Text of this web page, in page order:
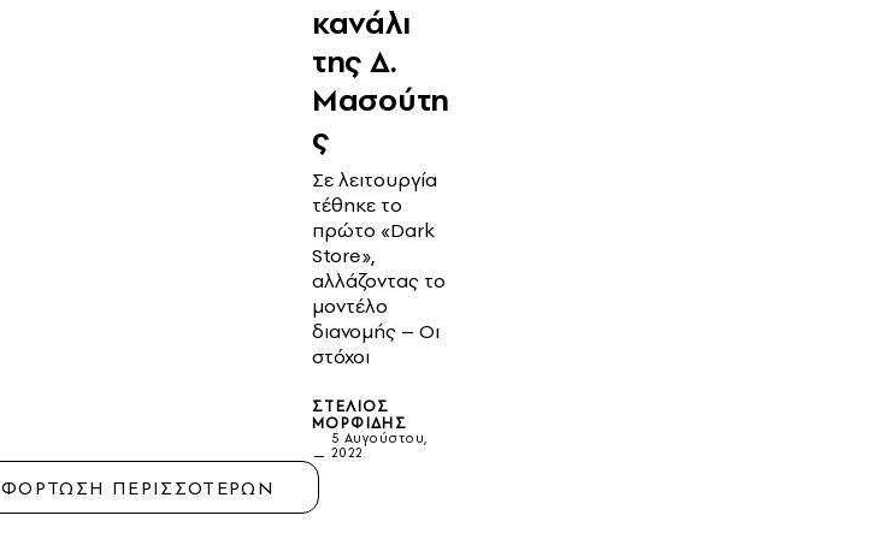
κανάλι
της Δ.
Μασούτη
ς
Σε λειτουργία
τέθηκε το
πρώτο «Dark
Store»,
αλλάζοντας το
μοντέλο
διανομής – Οι
στόχοι
ΣΤΈΛΙΟΣ
ΜΟΡΦΊΔΗΣ
5 Αυγούστου,
2022
ΦΟΡΤΩΣΗ ΠΕΡΙΣΣΟΤΕΡΩΝ